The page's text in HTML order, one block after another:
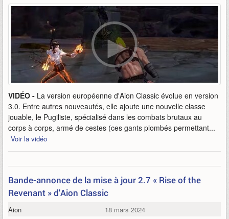
VIDÉO - La version européenne d'Aion Classic évolue en version
3.0. Entre autres nouveautés, elle ajoute une nouvelle classe
jouable, le Pugiliste, spécialisé dans les combats brutaux au
corps à corps, armé de cestes (ces gants plombés permettant...
Voir la vidéo
Bande-annonce de la mise à jour 2.7 « Rise of the
Revenant » d'Aion Classic
Aion 18 mars 2024